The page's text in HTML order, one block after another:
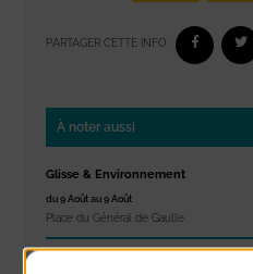
PARTAGER CETTE INFO :
À noter aussi
Glisse & Environnement
du 9 Août au 9 Août
Place du Général de Gaulle